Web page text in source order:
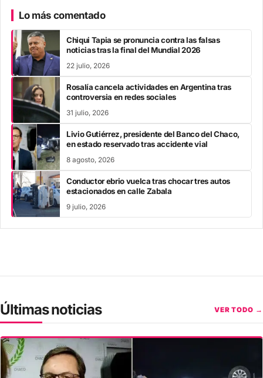
Lo más comentado
Chiqui Tapia se pronuncia contra las falsas
noticias tras la final del Mundial 2026
22 julio, 2026
Rosalía cancela actividades en Argentina tras
controversia en redes sociales
31 julio, 2026
Livio Gutiérrez, presidente del Banco del Chaco,
en estado reservado tras accidente vial
8 agosto, 2026
Conductor ebrio vuelca tras chocar tres autos
estacionados en calle Zabala
9 julio, 2026
Últimas noticias VER TODO →